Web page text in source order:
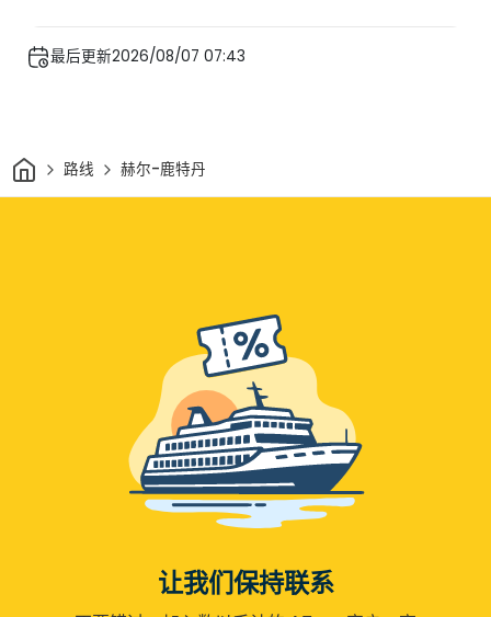
最后更新2026/08/07 07:43
家 路线 赫尔-鹿特丹
让我们保持联系